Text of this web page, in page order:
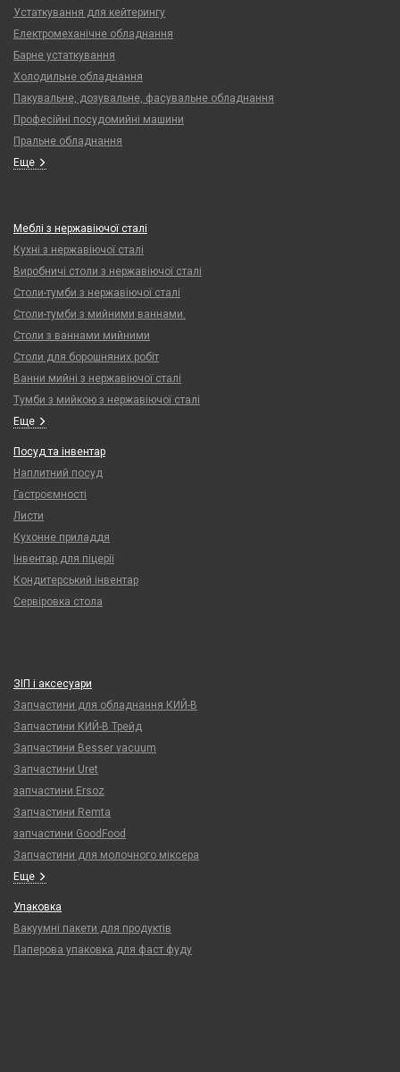
Устаткування для кейтерингу
Електромеханічне обладнання
Барне устаткування
Холодильне обладнання
Пакувальне, дозувальне, фасувальне обладнання
Професійні посудомийні машини
Пральне обладнання
Еще
Меблі з нержавіючої сталі
Кухні з нержавіючої сталі
Виробничі столи з нержавіючої сталі
Столи-тумби з нержавіючої сталі
Столи-тумби з мийними ваннами.
Столи з ваннами мийними
Столи для борошняних робіт
Ванни мийні з нержавіючої сталі
Тумби з мийкою з нержавіючої сталі
Еще
Посуд та інвентар
Наплитний посуд
Гастроємності
Листи
Кухонне приладдя
Інвентар для піцерії
Кондитерський інвентар
Сервіровка стола
ЗІП і аксесуари
Запчастини для обладнання КИЙ-В
Запчастини КИЙ-В Трейд
Запчастини Besser vacuum
Запчастини Uret
запчастини Ersoz
Запчастини Remta
запчастини GoodFood
Запчастини для молочного міксера
Еще
Упаковка
Вакуумні пакети для продуктів
Паперова упаковка для фаст фуду